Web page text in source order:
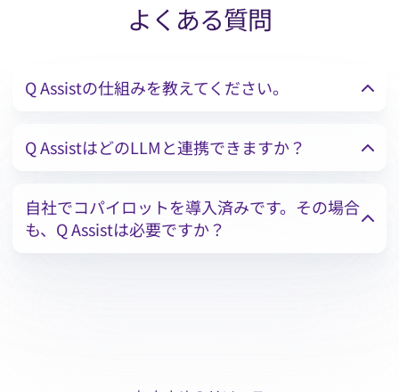
よくある質問
Q Assistの仕組みを教えてください。
Q AssistはどのLLMと連携できますか？
自社でコパイロットを導入済みです。その場合
も、Q Assistは必要ですか？